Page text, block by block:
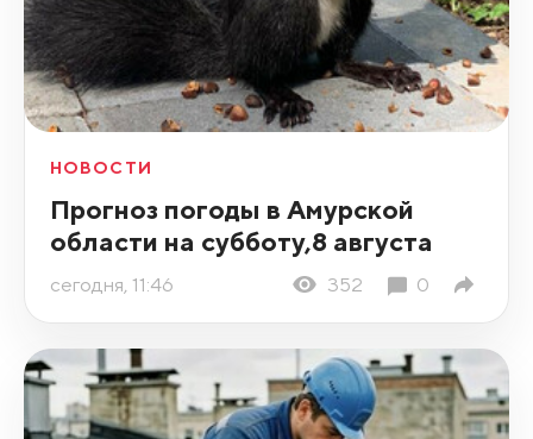
НОВОСТИ
Прогноз погоды в Амурской
области на субботу,8 августа
сегодня, 11:46 352 0